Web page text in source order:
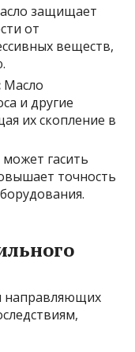
защищает
от
веществ,
Масло
и другие
их скопление в
гасить
точность
направляющих